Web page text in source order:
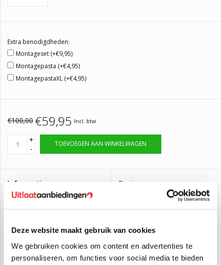
Deze website maakt gebruik van cookies
We gebruiken cookies om content en advertenties te
personaliseren, om functies voor social media te bieden
Extra benodigdheden:
Montageset (+€9,95)
Montagepasta (+€4,95)
MontagepastaXL (+€4,95)
€100,00 €59,95 Incl. btw
+
-
TOEVOEGEN AAN WINKELWAGEN
Informatie Reviews
Artikelnummer: VP913
Levertijd:
verzonden
Uitlaat, Voorpijp Opel Combo, Meriva